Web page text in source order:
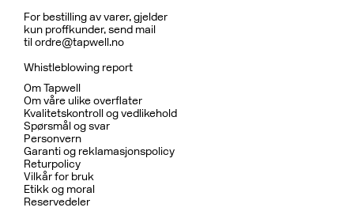
For bestilling av varer, gjelder
kun proffkunder, send mail
tilordre@tapwell.no
Whistleblowing report
Om Tapwell
Om våre ulike overflater
Kvalitetskontroll og vedlikehold
Spørsmål og svar
Personvern
Garanti og reklamasjonspolicy
Returpolicy
Vilkår for bruk
Etikk og moral
Reservedeler